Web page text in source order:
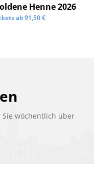
Henne 2026
ab91,50€
Sie wöchentlich über